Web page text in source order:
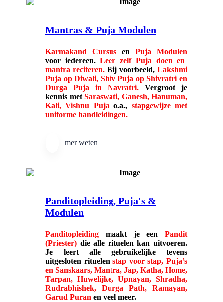
Mantras & Puja Modulen
Karmakand Cursus en Puja Modulen
voor iedereen.Leer zelf Puja doen en
mantra reciteren. Bij voorbeeld, Lakshmi
Puja op Diwali, Shiv Puja op Shivratri en
Durga Puja in Navratri. Vergroot je
kennis met Saraswati, Ganesh, Hanuman,
Kali, Vishnu Puja o.a., stapgewijze met
uniforme handleidingen.
mer weten
Panditopleiding, Puja's &
Modulen
Panditopleiding maakt je een Pandit
(Priester) die alle rituelen kan uitvoeren.
Je leert alle gebruikelijke tevens
uitgesloten rituelenstap voor stap, Puja’s
en Sanskaars, Mantra, Jap, Katha, Home,
Tarpan, Huwelijke, Upnayan, Shradha,
Rudrabhishek, Durga Path, Ramayan,
Garud Puran en veel meer.